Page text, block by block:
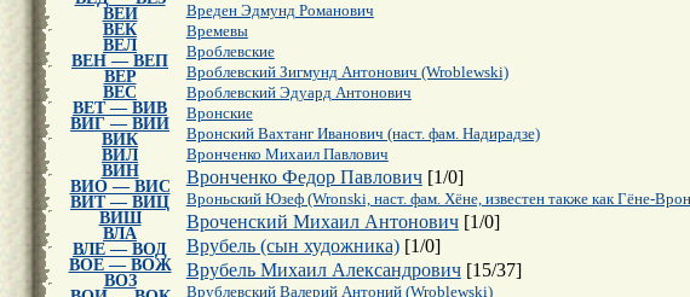
ВЕИ
ВЕК
ВЕЛ
ВЕН — ВЕП
ВЕР
ВЕС
ВЕТ — ВИВ
ВИГ — ВИИ
ВИК
ВИЛ
ВИН
ВИО — ВИС
ВИТ — ВИЦ
ВИШ
ВЛА
ВЛЕ — ВОД
ВОЕ — ВОЖ
ВОЗ
Вреден Эдмунд Романович
Времевы
Вроблевские
Вроблевский Зигмунд Антонович (Wroblewski)
Вроблевский Эдуард Антонович
Вронские
Вронский Вахтанг Иванович (наст. фам. Надирадзе)
Вронченко Михаил Павлович
Вронченко Федор Павлович[1/0]
Вроньский Юзеф (Wronski, наст. фам. Хёне, известен также как Гёне-
Вроченский Михаил Антонович[1/0]
Врубель (сын художника)[1/0]
Врубель Михаил Александрович[15/37]
Врублевский Валерий Антоний (Wroblewski)